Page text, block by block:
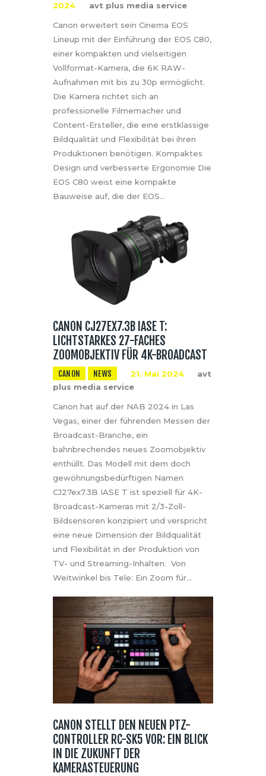
2024
avt plus media service
Canon erweitert sein Cinema EOS
Lineup mit der Einführung der EOS C80,
einer kompakten und vielseitigen
Vollformat-Kamera, die 6K RAW-
Aufnahmen mit bis zu 30p ermöglicht.
Die Kamera richtet sich an
professionelle Filmemacher und
Content-Ersteller, die eine erstklassige
Bildqualität und Flexibilität bei ihren
Produktionen benötigen. Kompaktes
Design und verbesserte Ergonomie Die
EOS C80 weist eine kompakte
Bauweise auf, die der EOS…
CANON CJ27EX7.3B IASE T:
LICHTSTARKES 27-FACHES
ZOOMOBJEKTIV FÜR 4K-BROADCAST
CANON NEWS 21. Mai 2024
avt
plus media service
Canon hat auf der NAB 2024 in Las
Vegas, einer der führenden Messen der
Broadcast-Branche, ein
bahnbrechendes neues Zoomobjektiv
enthüllt. Das Modell mit dem doch
gewöhnungsbedürftigen Namen
CJ27ex7.3B IASE T ist speziell für 4K-
Broadcast-Kameras mit 2/3-Zoll-
Bildsensoren konzipiert und verspricht
eine neue Dimension der Bildqualität
und Flexibilität in der Produktion von
TV- und Streaming-Inhalten. Von
Weitwinkel bis Tele: Ein Zoom für…
CANON STELLT DEN NEUEN PTZ-
CONTROLLER RC-SK5 VOR: EIN BLICK
IN DIE ZUKUNFT DER
KAMERASTEUERUNG